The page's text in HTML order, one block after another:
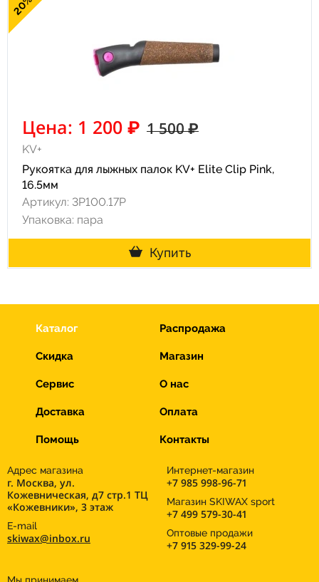
20%
Цена: 1 200 ₽ 1 500 ₽
KV+
Рукоятка для лыжных палок KV+ Elite Clip Pink,
16.5мм
Артикул: 3P100.17P
Упаковка: пара
Купить
Каталог Распродажа
Скидка Магазин
Сервис О нас
Доставка Оплата
Помощь Контакты
Адрес магазина
г. Москва, ул.
Кожевническая, д7 стр.1 ТЦ
«Кожевники», 3 этаж
E-mail
skiwax@inbox.ru
Интернет-магазин
+7 985 998-96-71
Магазин SKIWAX sport
+7 499 579-30-41
Оптовые продажи
+7 915 329-99-24